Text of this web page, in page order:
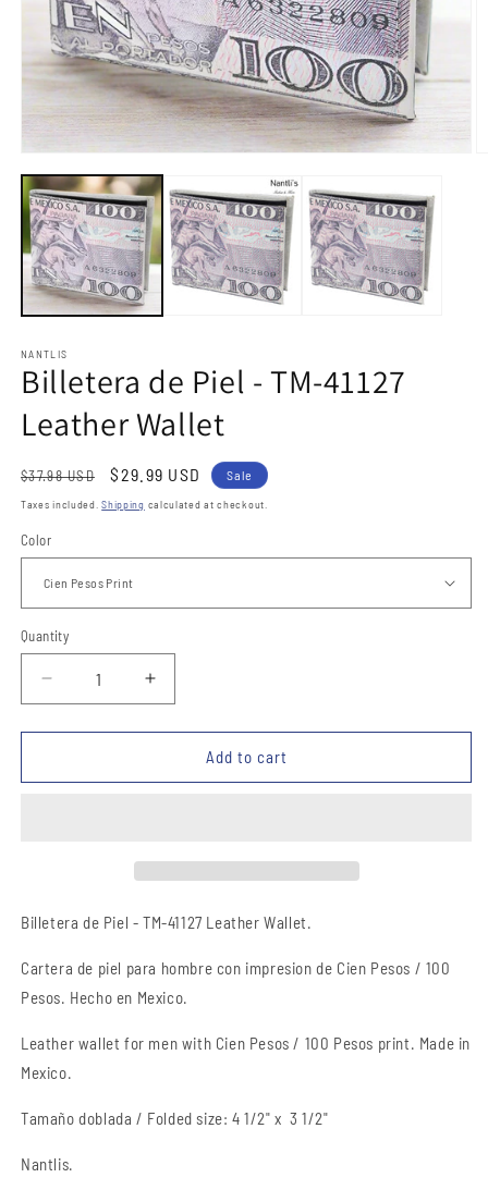
media
1
in
modal
NANTLIS
Billetera de Piel - TM-41127
Leather Wallet
Regular
price
$37.98 USD
Sale
price
$29.99 USD Sale
Taxes included.Shipping calculated at checkout.
Color
Quantity
Quantity
Decrease
quantity
for
de
Wallet
Increase
quantity
for
Billetera
de
Wallet
Add to cart
Billetera de Piel - TM-41127 Leather Wallet.
Cartera de piel para hombre con impresion de Cien Pesos / 100
Pesos. Hecho en Mexico.
Leather wallet for men with Cien Pesos / 100 Pesos print. Made in
Mexico.
Tamaño doblada / Folded size: 4 1/2" x 3 1/2"
Nantlis.